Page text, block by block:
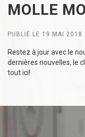
MOLLE
PUBLIÉ LE 19 MAI 2018
Restez à jour avec le
dernières nouvelles, le
tout ici!